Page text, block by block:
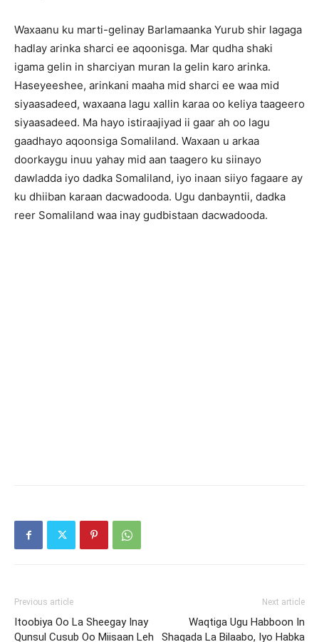
Waxaanu ku marti-gelinay Barlamaanka Yurub shir lagaga
hadlay arinka sharci ee aqoonisga. Mar qudha shaki
igama gelin in sharciyan muran la gelin karo arinka.
Haseyeeshee, arinkani maaha mid sharci ee waa mid
siyaasadeed, waxaana lagu xallin karaa oo keliya taageero
siyaasadeed. Ma hayo istiraajiyad ii gaar ah oo lagu
gaadhayo aqoonsiga Somaliland. Waxaan u arkaa
doorkaygu inuu yahay mid aan taagero ku siinayo
dawladda iyo dadka Somaliland, iyo inaan siiyo fagaare ay
ku dhiiban karaan dacwadooda. Ugu danbayntii, dadka
reer Somaliland waa inay gudbistaan dacwadooda.
Previous article
Itoobiya Oo La Sheegay Inay
Qunsul Cusub Oo Miisaan Leh
Next article
Waqtiga Ugu Habboon In
Shaqada La Bilaabo, Iyo Habka